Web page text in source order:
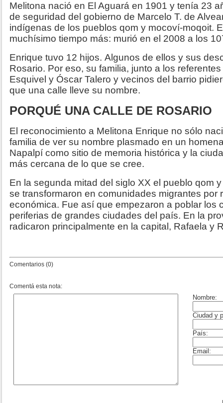
Melitona nació en El Aguará en 1901 y tenía 23
de seguridad del gobierno de Marcelo T. de
indígenas de los pueblos qom y mocoví-moqoit.
muchísimo tiempo más: murió en el 2008 a los
Enrique tuvo 12 hijos. Algunos de ellos y sus
Rosario. Por eso, su familia, junto a los
Esquivel y Óscar Talero y vecinos del barrio
que una calle lleve su nombre.
PORQUÉ UNA CALLE DE ROSARIO
El reconocimiento a Melitona Enrique no sólo
familia de ver su nombre plasmado en un
Napalpí como sitio de memoria histórica y la
más cercana de lo que se cree.
En la segunda mitad del siglo XX el pueblo qom
se transformaron en comunidades migrantes por
económica. Fue así que empezaron a poblar los
periferias de grandes ciudades del país. En la
radicaron principalmente en la capital, Rafaela y
Comentarios (0)
Comentá esta nota: